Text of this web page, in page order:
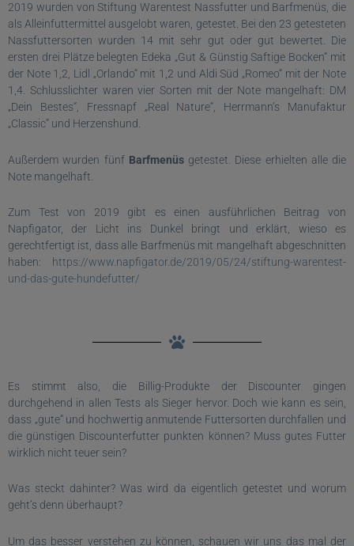
2019 wurden von Stiftung Warentest Nassfutter und Barfmenüs, die
als Alleinfuttermittel ausgelobt waren, getestet. Bei den 23 getesteten
Nassfuttersorten wurden 14 mit sehr gut oder gut bewertet. Die
ersten drei Plätze belegten Edeka „Gut & Günstig Saftige Bocken“ mit
der Note 1,2, Lidl „Orlando“ mit 1,2 und Aldi Süd „Romeo“ mit der Note
1,4. Schlusslichter waren vier Sorten mit der Note mangelhaft: DM
„Dein Bestes“, Fressnapf „Real Nature“, Herrmann’s Manufaktur
„Classic“ und Herzenshund.
Außerdem wurden fünf Barfmenüsgetestet. Diese erhielten alle die
Note mangelhaft.
Zum Test von 2019 gibt es einen ausführlichen Beitrag von
Napfigator, der Licht ins Dunkel bringt und erklärt, wieso es
gerechtfertigt ist, dass alle Barfmenüs mit mangelhaft abgeschnitten
haben:
https://www.napfigator.de/2019/05/24/stiftung-warentest-
und-das-gute-hundefutter/
Es stimmt also, die Billig-Produkte der Discounter gingen
durchgehend in allen Tests als Sieger hervor. Doch wie kann es sein,
dass „gute“ und hochwertig anmutende Futtersorten durchfallen und
die günstigen Discounterfutter punkten können? Muss gutes Futter
wirklich nicht teuer sein?
Was steckt dahinter? Was wird da eigentlich getestet und worum
geht’s denn überhaupt?
Um das besser verstehen zu können, schauen wir uns das mal der